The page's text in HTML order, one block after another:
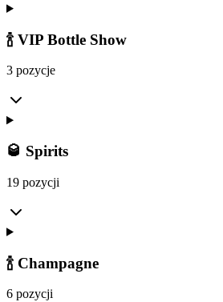
🍾 VIP Bottle Show
3 pozycje
🥃 Spirits
19 pozycji
🍾 Champagne
6 pozycji